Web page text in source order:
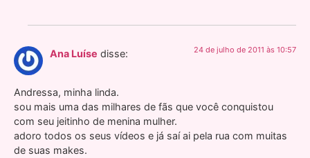
Ana Luíse disse: 24 de julho de 2011 às 10:57
Andressa, minha linda.
sou mais uma das milhares de fãs que você conquistou
com seu jeitinho de menina mulher.
adoro todos os seus vídeos e já saí ai pela rua com muitas
de suas makes.